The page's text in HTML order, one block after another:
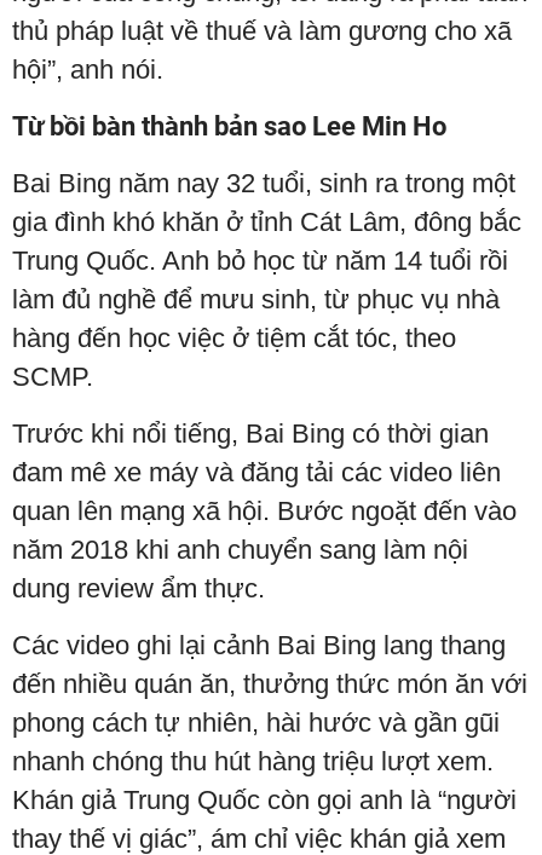
thủ pháp luật về thuế và làm gương cho xã
hội”, anh nói.
Từ bồi bàn thành bản sao Lee Min Ho
Bai Bing năm nay 32 tuổi, sinh ra trong một
gia đình khó khăn ở tỉnh Cát Lâm, đông bắc
Trung Quốc. Anh bỏ học từ năm 14 tuổi rồi
làm đủ nghề để mưu sinh, từ phục vụ nhà
hàng đến học việc ở tiệm cắt tóc, theo
SCMP.
Trước khi nổi tiếng, Bai Bing có thời gian
đam mê xe máy và đăng tải các video liên
quan lên mạng xã hội. Bước ngoặt đến vào
năm 2018 khi anh chuyển sang làm nội
dung review ẩm thực.
Các video ghi lại cảnh Bai Bing lang thang
đến nhiều quán ăn, thưởng thức món ăn với
phong cách tự nhiên, hài hước và gần gũi
nhanh chóng thu hút hàng triệu lượt xem.
Khán giả Trung Quốc còn gọi anh là “người
thay thế vị giác”, ám chỉ việc khán giả xem